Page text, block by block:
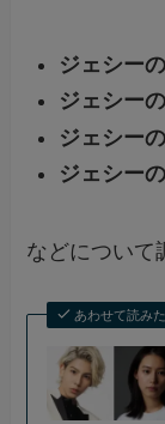
ジェシー
ジェシー
ジェシー
ジェシー
などについて
あわせて読み